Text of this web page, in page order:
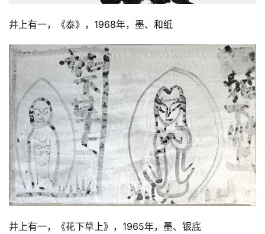
法
征
稿
学
术
研
究
法
书
欣
井上有一，《泰》，1968年，墨、和纸
井上有一，《花下草上》，1965年，墨、银底